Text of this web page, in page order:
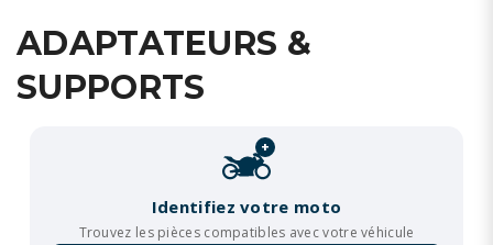
ADAPTATEURS &
SUPPORTS
+
Identifiez votre moto
Trouvez les pièces compatibles avec votre véhicule